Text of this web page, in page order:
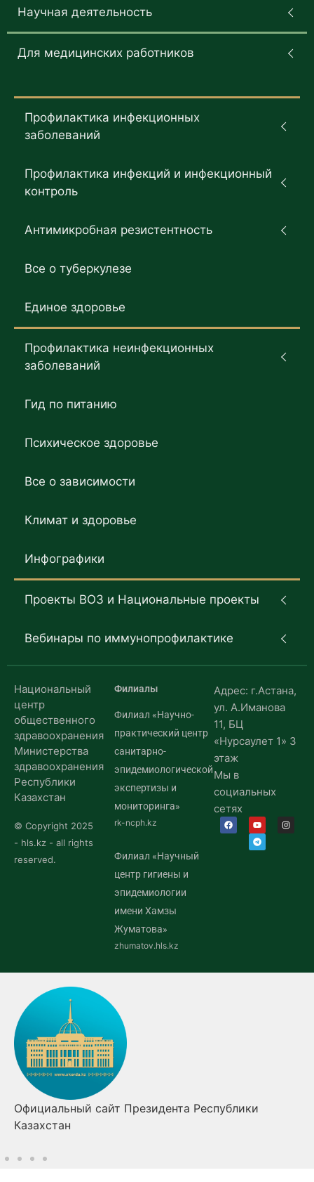
Научная деятельность
Для медицинских работников
Профилактика инфекционных
заболеваний
Профилактика инфекций и инфекционный
контроль
Антимикробная резистентность
Все о туберкулезе
Единое здоровье
Профилактика неинфекционных
заболеваний
Гид по питанию
Психическое здоровье
Все о зависимости
Климат и здоровье
Инфографики
Проекты ВОЗ и Национальные проекты
Вебинары по иммунопрофилактике
Национальный
центр
общественного
здравоохранения
Министерства
здравоохранения
Республики
Казахстан
© Copyright 2025
- hls.kz - all rights
reserved.
Филиалы
Филиал «Научно-
практический центр
санитарно-
эпидемиологической
экспертизы и
мониторинга»
rk-ncph.kz
Филиал «Научный
центр гигиены и
эпидемиологии
имени Хамзы
Жуматова»
zhumatov.hls.kz
Адрес: г.Астана,
ул. А.Иманова
11, БЦ
«Нурсаулет 1» 3
этаж
Мы в
социальных
сетях
Официальный сайт Президента Республики
Казахстан